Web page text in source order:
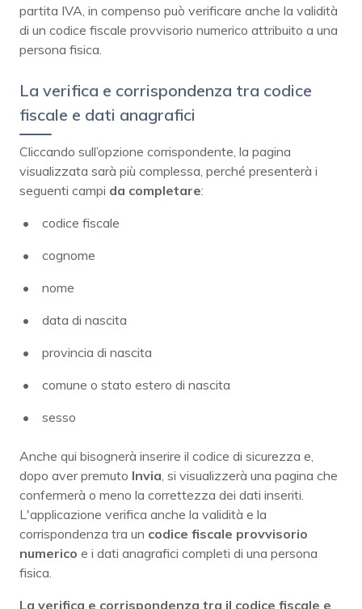
partita IVA, in compenso può verificare anche la validità
di un codice fiscale provvisorio numerico attribuito a una
persona fisica.
La verifica e corrispondenza tra codice
fiscale e dati anagrafici
Cliccando sull’opzione corrispondente, la pagina
visualizzata sarà più complessa, perché presenterà i
seguenti campi da completare:
codice fiscale
cognome
nome
data di nascita
provincia di nascita
comune o stato estero di nascita
sesso
Anche qui bisognerà inserire il codice di sicurezza e,
dopo aver premuto Invia , si visualizzerà una pagina che
confermerà o meno la correttezza dei dati inseriti.
L'applicazione verifica anche la validità e la
corrispondenza tra un codice fiscale provvisorio
numerico e i dati anagrafici completi di una persona
fisica.
La verifica e corrispondenza tra il codice fiscale e